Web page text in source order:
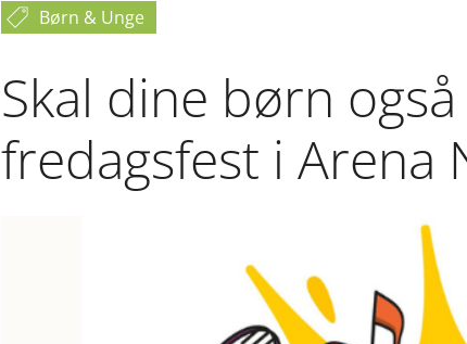
Børn & Unge
Skal dine børn
fredagsfest i Arena